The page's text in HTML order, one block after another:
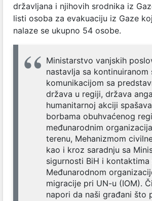
državljana i njihovih srodnika iz
listi osoba za evakuaciju iz Gaze
nalaze se ukupno 54 osobe.
Ministarstvo vanjskih
nastavlja sa kontinuiranom
komunikacijom sa
država u regiji, država
humanitarnoj akciji
borbama obuhvaćenog
međunarodnim
terenu, Mehanizmom
kao i kroz saradnju sa
sigurnosti BiH i kontaktima
Međunarodnom
migracije pri UN-u (IOM).
napori da naši građani što